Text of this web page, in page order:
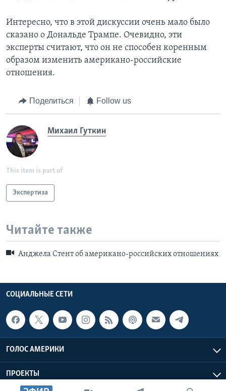
Интересно, что в этой дискуссии очень мало было
сказано о Дональде Трампе. Очевидно, эти
эксперты считают, что он не способен коренным
образом изменить американо-российские
отношения.
Поделиться Follow us
Михаил Гуткин
This item is part of
Экспертиза
Читайте также
Анджела Стент об американо-российских отношениях
СОЦИАЛЬНЫЕ СЕТИ
ГОЛОС АМЕРИКИ
ПРОЕКТЫ